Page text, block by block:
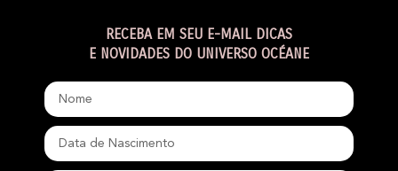
RECEBA EM SEU E-MAIL DICAS
E NOVIDADES DO UNIVERSO OCÉANE